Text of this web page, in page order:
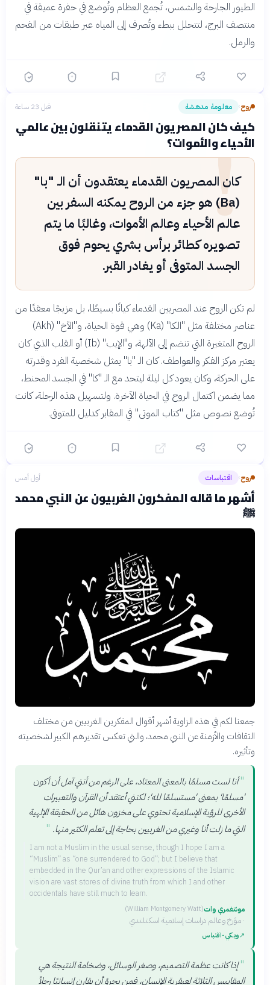
الطيور الجارحة والشمس، تُجمع العظام وتُوضع في حفرة عميقة في
منتصف البرج، لتتحلل ببطء وتُصرف إلى المياه عبر طبقات من الفحم
والرمل.
روح› معلومة مدهشة قبل 23 ساعة
كيف كان المصريون القدماء يتنقلون بين عالمي
الأحياء والأموات؟
!
كان المصريون القدماء يعتقدون أن الـ "با"
(Ba) هو جزء من الروح يمكنه السفر بين
عالم الأحياء وعالم الأموات، وغالبًا ما يتم
تصويره كطائر برأس بشري يحوم فوق
الجسد المتوفى أو يغادر القبر.
لم تكن الروح عند المصريين القدماء كيانًا بسيطًا، بل مزيجًا معقدًا من
عناصر مختلفة مثل "الكا" (Ka) وهي قوة الحياة، و"الآخ" (Akh)
الروح المتغيرة التي تنضم إلى الآلهة، و"الإيب" (Ib) أو القلب الذي كان
يعتبر مركز الفكر والعواطف. كان الـ "با" يمثل شخصية الفرد وقدرته
على الحركة، وكان يعود كل ليلة ليتحد مع الـ "كا" في الجسد المحنط،
مما يضمن اكتمال الروح في الحياة الآخرة. ولتسهيل هذه الرحلة، كانت
تُوضع نصوص مثل "كتاب الموتى" في المقابر كدليل للمتوفى.
روح› اقتباسات أول أمس
أشهر ما قاله المفكرون الغربيون عن النبي محمد
ﷺ
جمعنا لكم في هذه الزاوية أشهر أقوال المفكرين الغربيين من مختلف
الثقافات والأزمنة عن النبي محمد، والتي تعكس تقديرهم الكبير لشخصيته
وتأثيره.
" أنا لست مسلمًا بالمعنى المعتاد، على الرغم من أنني آمل أن أكون
'مسلمًا' بمعنى 'مستسلمًا لله'؛ لكنني أعتقد أن القرآن والتعبيرات
الأخرى للرؤية الإسلامية تحتوي على مخزون هائل من الحقيقة الإلهية
التي ما زلت أنا وغيري من الغربيين بحاجة إلى تعلم الكثير منها. "
I am not a Muslim in the usual sense, though I hope I am a
“Muslim” as “one surrendered to God”; but I believe that
embedded in the Qur’an and other expressions of the Islamic
vision are vast stores of divine truth from which I and other
occidentals have still much to learn.
مونتغمري وات
(William Montgomery Watt)
· مؤرخ وعالم دراسات إسلامية اسكتلندي
↗ويكي‑اقتباس
" إذا كانت عظمة التصميم، وصغر الوسائل، وضخامة النتيجة هي
المقاييس الثلاثة لعبقرية الإنسان، فمن يجرؤ أن يقارن إنسانيًا رجلاً